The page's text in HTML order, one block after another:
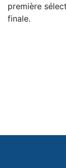
première
finale.